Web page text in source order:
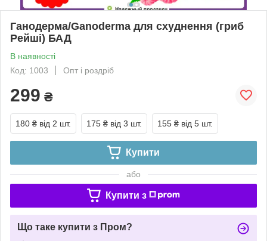
Ганодерма/Ganoderma для схуднення (гриб
Рейші) БАД
В наявності
Код: 1003
Опт і роздріб
299 ₴
180 ₴ від 2 шт. 175 ₴ від 3 шт. 155 ₴ від 5 шт.
Купити
або
Купити з
Що таке купити з Пром?